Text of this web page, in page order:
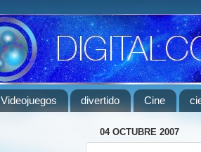
Videojuegos divertido Cine
04 OCTUBRE 2007